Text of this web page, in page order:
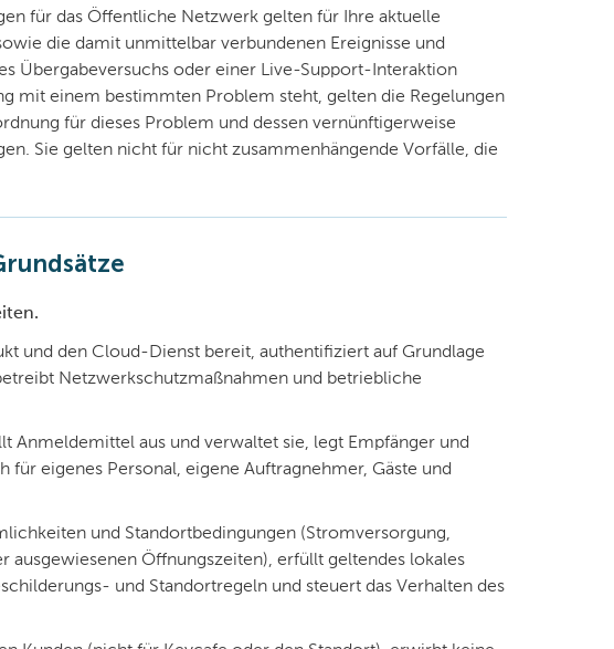
für das Öffentliche Netzwerk gelten für Ihre aktuelle
die damit unmittelbar verbundenen Ereignisse und
Übergabeversuchs oder einer Live-Support-Interaktion
mit einem bestimmten Problem steht, gelten die Regelungen
für dieses Problem und dessen vernünftigerweise
Sie gelten nicht für nicht zusammenhängende Vorfälle, die
und den Cloud-Dienst bereit, authentifiziert auf Grundlage
Netzwerkschutzmaßnahmen und betriebliche
Anmeldemittel aus und verwaltet sie, legt Empfänger und
eigenes Personal, eigene Auftragnehmer, Gäste und
und Standortbedingungen (Stromversorgung,
ausgewiesenen Öffnungszeiten), erfüllt geltendes lokales
und Standortregeln und steuert das Verhalten des